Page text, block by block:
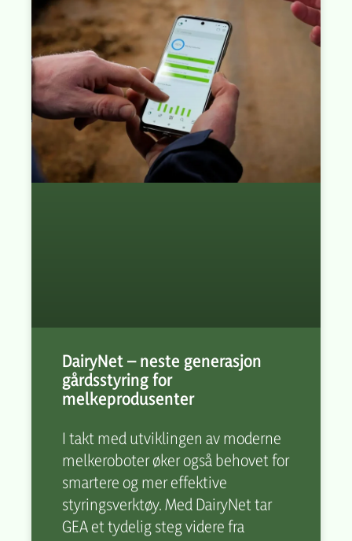
DairyNet – neste generasjon
gårdsstyring for
melkeprodusenter
I takt med utviklingen av moderne
melkeroboter øker også behovet for
smartere og mer effektive
styringsverktøy. Med DairyNet tar
GEA et tydelig steg videre fra